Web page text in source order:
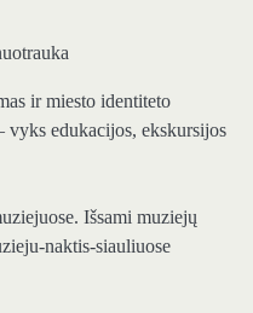
ir miesto identiteto
edukacijos, ekskursijos
Išsami muziejų
naktis-siauliuose